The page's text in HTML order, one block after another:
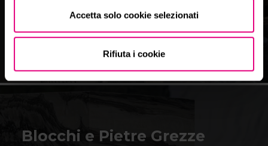
Accetta solo cookie selezionati
Rifiuta i cookie
Blocchi e Pietre Grezze